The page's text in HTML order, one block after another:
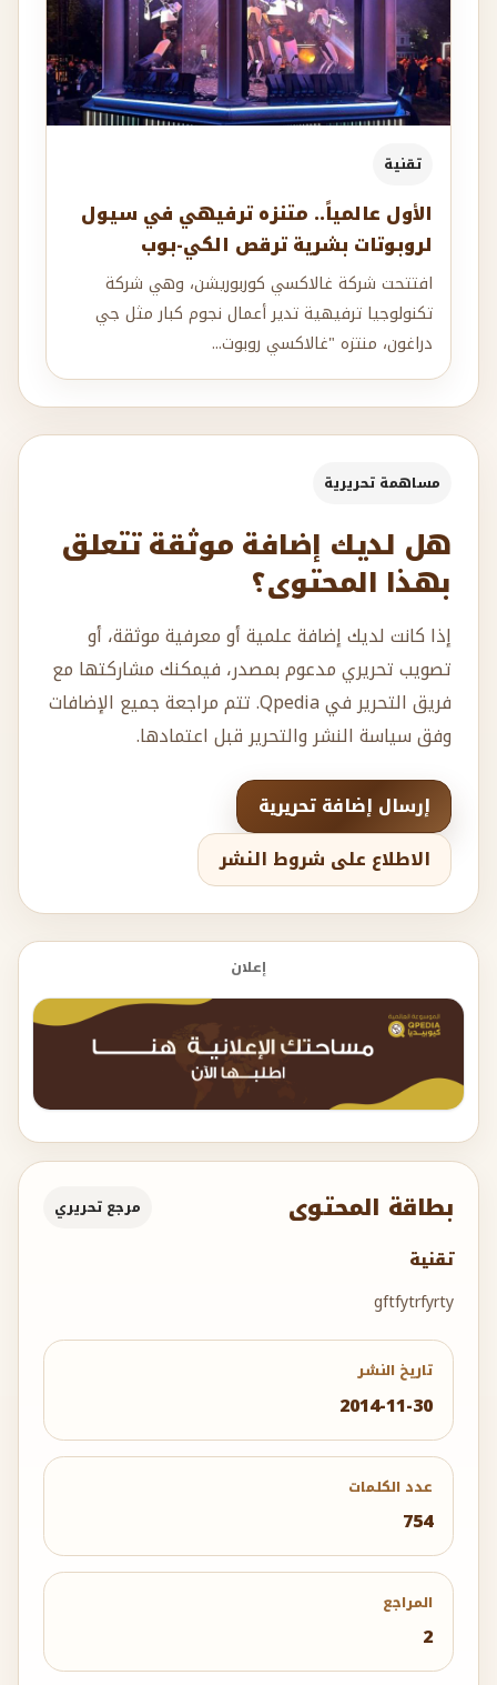
بطاقة المحتوى مرجع تحريري
تقنية
gftfytrfyrty
تاريخ النشر
2014-11-30
عدد الكلمات
754
المراجع
2
تقنية
الأول عالمياً.. متنزه ترفيهي في سيول
لروبوتات بشرية ترقص الكي-بوب
افتتحت شركة غالاكسي كوربوريشن، وهي شركة
تكنولوجيا ترفيهية تدير أعمال نجوم كبار مثل جي
دراغون، منتزه "غالاكسي روبوت...
مساهمة تحريرية
هل لديك إضافة موثقة تتعلق
بهذا المحتوى؟
إذا كانت لديك إضافة علمية أو معرفية موثقة، أو
تصويب تحريري مدعوم بمصدر، فيمكنك مشاركتها مع
فريق التحرير في Qpedia. تتم مراجعة جميع الإضافات
وفق سياسة النشر والتحرير قبل اعتمادها.
إرسال إضافة تحريرية
الاطلاع على شروط النشر
إعلان